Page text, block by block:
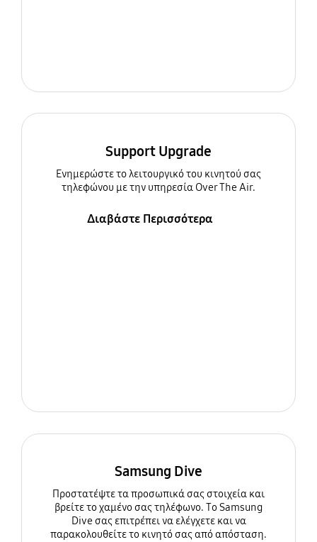
Support Upgrade
Ενημερώστε τo λειτουργικό του κινητού σας
τηλεφώνου με την υπηρεσία Over The Air.
Διαβάστε Περισσότερα
Samsung Dive
Προστατέψτε τα προσωπικά σας στοιχεία και
βρείτε το χαμένο σας τηλέφωνο. Το Samsung
Dive σας επιτρέπει να ελέγχετε και να
παρακολουθείτε το κινητό σας από απόσταση.